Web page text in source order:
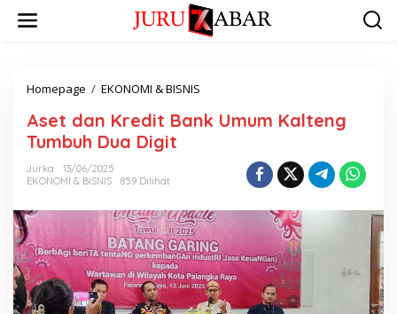
Homepage / EKONOMI & BISNIS
Aset dan Kredit Bank Umum Kalteng
Tumbuh Dua Digit
Jurka
13/06/2025
EKONOMI & BISNIS
859 Dilihat